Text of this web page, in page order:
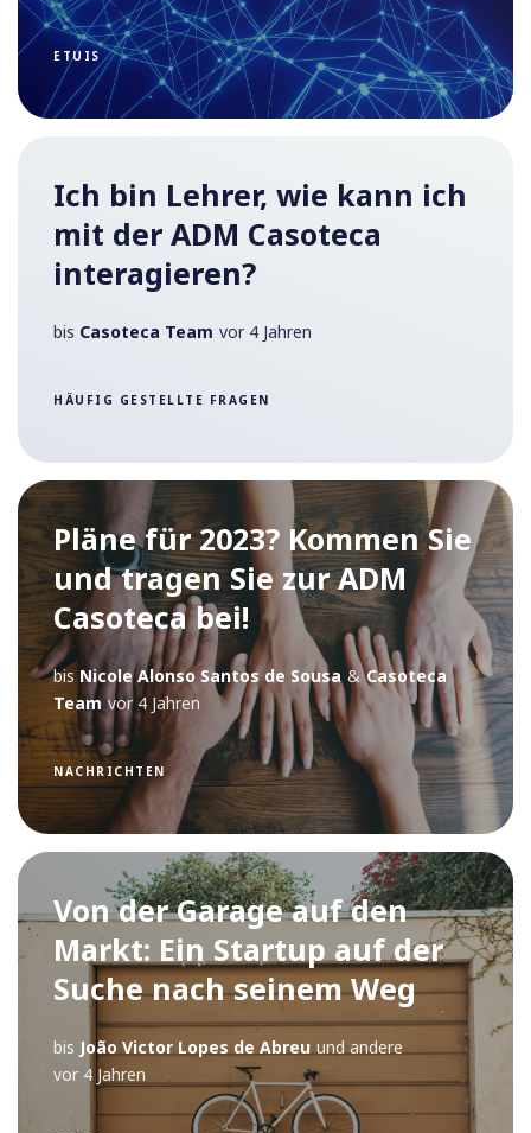
ETUIS
Ich bin Lehrer, wie kann ich
mit der ADM Casoteca
interagieren?
bis Casoteca Team vor 4 Jahren
HÄUFIG GESTELLTE FRAGEN
Pläne für 2023? Kommen Sie
und tragen Sie zur ADM
Casoteca bei!
bis Nicole Alonso Santos de Sousa & Casoteca
Team vor 4 Jahren
NACHRICHTEN
Von der Garage auf den
Markt: Ein Startup auf der
Suche nach seinem Weg
bis João Victor Lopes de Abreu und andere
vor 4 Jahren